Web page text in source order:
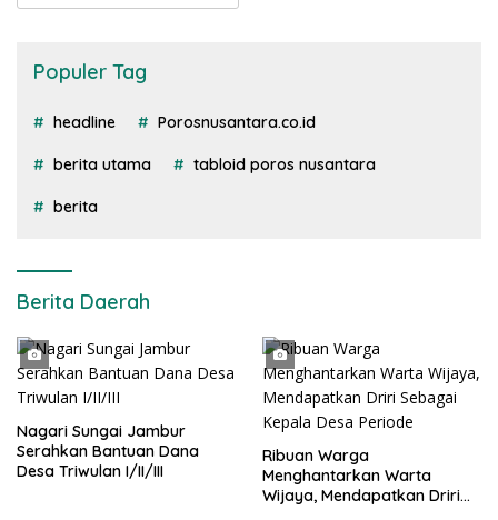
Populer Tag
headline Porosnusantara.co.id
berita utama tabloid poros nusantara
berita
Berita Daerah
Nagari Sungai Jambur
Serahkan Bantuan Dana
Desa Triwulan I/II/III
Ribuan Warga
Menghantarkan Warta
Wijaya, Mendapatkan Driri